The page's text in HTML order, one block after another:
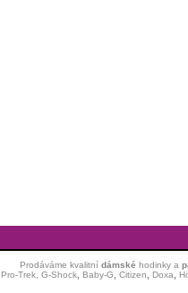
Prodáváme kvalitní dámské hodinkya
Pro-Trek, G-Shock, Baby-G Citizen Doxa